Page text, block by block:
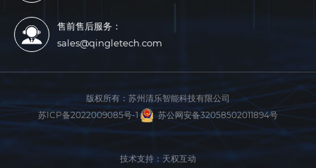
售前售后服务：
sales@qingletech.com
版权所有： 苏州清乐智能科技有限公司
苏ICP备2022009085号-1
苏公网安备32058502011894号
技术支持：天权互动